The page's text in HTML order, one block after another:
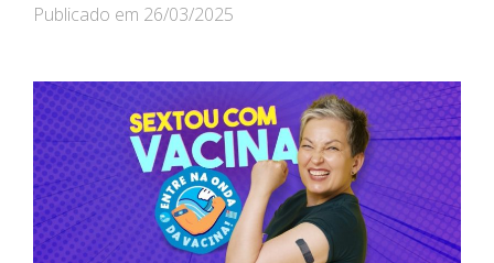
Publicado em 26/03/2025